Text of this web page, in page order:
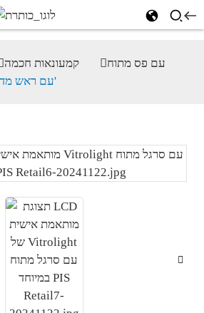
מסך LCD עם פס מתוח קמעונאות חכמה
LCD עם ראש מדף בגודל 18.8 אינץ'